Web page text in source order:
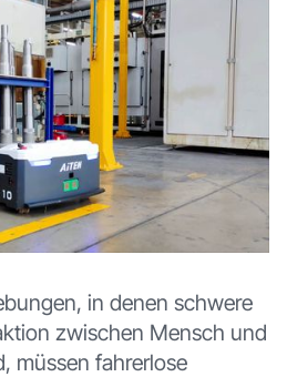
in denen schwere
zwischen Mensch und
müssen fahrerlose